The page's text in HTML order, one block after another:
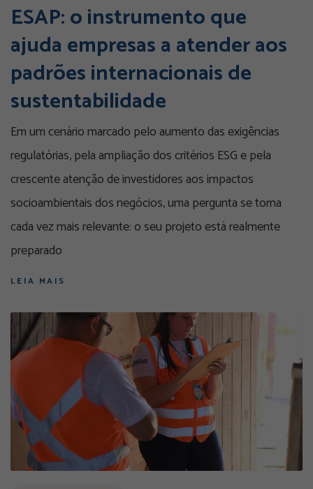
ESAP: o instrumento que
ajuda empresas a atender aos
padrões internacionais de
sustentabilidade
Em um cenário marcado pelo aumento das exigências
regulatórias, pela ampliação dos critérios ESG e pela
crescente atenção de investidores aos impactos
socioambientais dos negócios, uma pergunta se torna
cada vez mais relevante: o seu projeto está realmente
preparado
LEIA MAIS